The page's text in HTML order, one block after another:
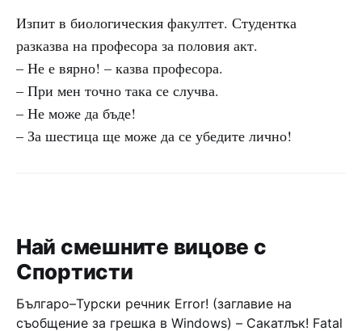
Изпит в биологическия факултет. Студентка
разказва на професора за половия акт.
– Не е вярно! – казва професора.
– При мен точно така се случва.
– Не може да бъде!
– За шестица ще може да се убедите лично!
Най смешните вицове с
Спортисти
Българо–Турски речник Error! (заглавие на
съобщение за грешка в Windows) – Сакатлък! Fatal